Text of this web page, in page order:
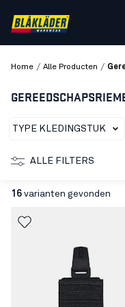
Home / Alle Producten /
TYPE KLEDINGSTUK
ALLE FILTERS
16 varianten gevonden